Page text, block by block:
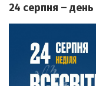
24 серпня –